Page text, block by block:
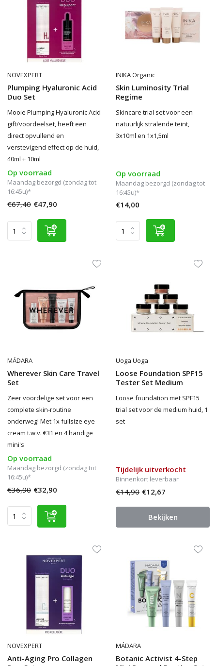
NOVEXPERT
Plumping Hyaluronic Acid
Duo Set
Mooie Plumping Hyaluronic Acid
gift/voordeelset, heeft een
direct opvullend en
verstevigend effect op de huid,
40ml + 10ml
Op voorraad
Maandag bezorgd (zondag tot
16:45u)*
€67,40 €47,90
INIKA Organic
Skin Luminosity Trial
Regime
Skincare trial set voor een
natuurlijk stralende teint,
3x10ml en 1x1,5ml
Op voorraad
Maandag bezorgd (zondag tot
16:45u)*
€14,00
MÁDARA
Wherever Skin Care Travel
Set
Zeer voordelige set voor een
complete skin-routine
onderweg! Met 1x fullsize eye
cream t.w.v. €31 en 4 handige
mini's
Op voorraad
Maandag bezorgd (zondag tot
16:45u)*
€36,90 €32,90
Uoga Uoga
Loose Foundation SPF15
Tester Set Medium
Loose foundation met SPF15
trial set voor de medium huid, 1
set
Tijdelijk uitverkocht
Binnenkort leverbaar
€14,90 €12,67
Bekijken
NOVEXPERT
Anti-Aging Pro Collagen
MÁDARA
Botanic Activist 4-Step